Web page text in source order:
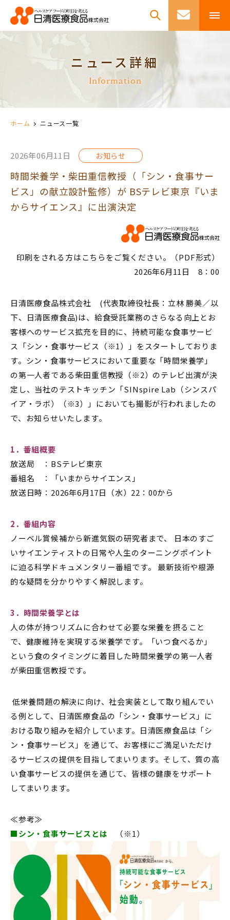
ニュース詳細
Information
ホーム ニュース一覧
2026年06月11日 お知らせ
時間栄養学・柴田重信教授（「シン・食事サー
ビス」の献立設計監修）が BSテレビ東京『いま
からサイエンス』に出演決定
印刷をされる方はこちらをご覧ください。（PDF形式）
2026年6月11日 8：00
日清医療食品株式会社 (代表取締役社長：立林 勝美／以
下、日清医療食品)は、給食受託業務のさらなる向上とお
客様へのサービス拡充を目的に、持続可能な食事サービ
ス「シン・食事サービス（※1）」をスタートしておりま
す。シン・食事サービスにおいて重要な「時間栄養学」
の第一人者である柴田重信教授（※2）のテレビ出演が決
定し、当社のテストキッチン「SINspire Lab（シンスパ
イア・ラボ）（※3）」においても撮影が行われましたの
で、お知らせいたします。
1 ．番組概要
放送局 ：BSテレビ東京
番組名 ：「いまからサイエンス」
放送日時：2026年6月17日（水）22：00から
2 ．番組内容
ノーベル賞候補から新進気鋭の研究者まで、 日本のすご
いサイエンティストの日常や人生のターニングポイント
に迫る科学ドキュメンタリー番組です。 最新技術や根源
的な疑問を分かりやすく解説します。
3 ．時間栄養学とは
人の体が持つリズムに合わせて必要な栄養を摂ること
で、健康維持を実現する栄養学です。「いつ食べるか」
という食のタイミングに着目した時間栄養学の第一人者
が柴田重信教授です。
低栄養問題の解決に向け、社会実装として取り組んでい
る例として、日清医療食品の「シン・食事サービス」に
おける取り組みを紹介しています。日清医療食品は「シ
ン・食事サービス」を通じて、お客様にご満足いただけ
るサービスの提供を目指してまいります。そして、質の高
い食事サービスの提供を通じて、皆様の健康をサポート
してまいります。
≪参考≫
■シン・食事サービスとは （※1）